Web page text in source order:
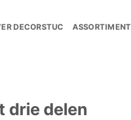
DECORSTUC ASSORTIMENT
drie delen